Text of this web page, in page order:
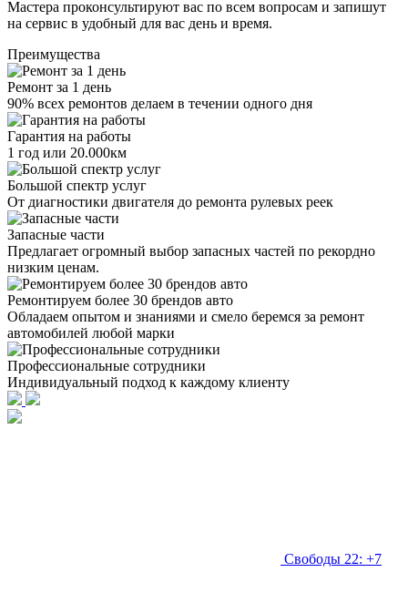
Мастера проконсультируют вас по всем вопросам и запишут
на сервис в удобный для вас день и время.
Преимущества
Ремонт за 1 день
90% всех ремонтов делаем в течении одного дня
Гарантия на работы
1 год или 20.000км
Большой спектр услуг
От диагностики двигателя до ремонта рулевых реек
Запасные части
Предлагает огромный выбор запасных частей по рекордно
низким ценам.
Ремонтируем более 30 брендов авто
Обладаем опытом и знаниями и смело беремся за ремонт
автомобилей любой марки
Профессиональные сотрудники
Индивидуальный подход к каждому клиенту
Свободы 22: +7